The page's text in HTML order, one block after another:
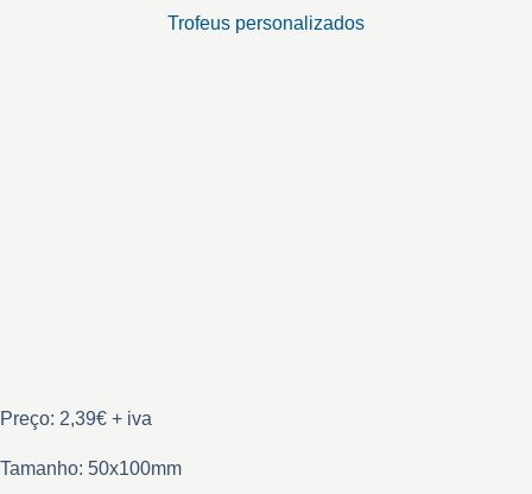
Trofeus personalizados
Preço: 2,39€ + iva
Tamanho: 50x100mm